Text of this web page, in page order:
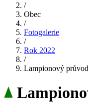
/
Obec
/
Fotogalerie
/
Rok 2022
/
Lampionový